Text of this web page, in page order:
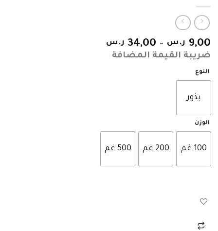
9,00 ر.س –
34,00 ر.س
ضريبة القيمة المضافة
النوع
بذور
الوزن
100 غم 200 غم 500 غم